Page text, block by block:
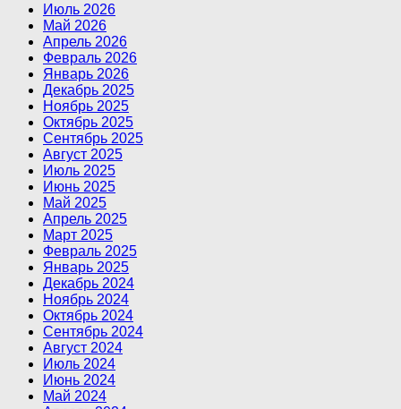
Июль 2026
Май 2026
Апрель 2026
Февраль 2026
Январь 2026
Декабрь 2025
Ноябрь 2025
Октябрь 2025
Сентябрь 2025
Август 2025
Июль 2025
Июнь 2025
Май 2025
Апрель 2025
Март 2025
Февраль 2025
Январь 2025
Декабрь 2024
Ноябрь 2024
Октябрь 2024
Сентябрь 2024
Август 2024
Июль 2024
Июнь 2024
Май 2024